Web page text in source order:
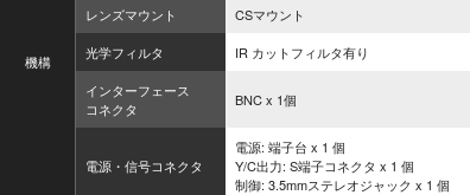
機構
レンズマウント
CSマウント
光学フィルタ
IR カットフィルタ有り
インターフェース
コネクタ
BNC x 1個
電源・信号コネクタ
電源: 端子台 x 1 個
Y/C出力: S端子コネクタ x 1 個
制御: 3.5mmステレオジャック x 1 個